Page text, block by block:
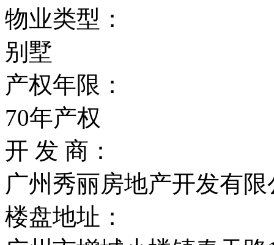
物业类型：
别墅
产权年限：
70年产权
开 发 商：
广州秀丽房地产开发有限
楼盘地址：